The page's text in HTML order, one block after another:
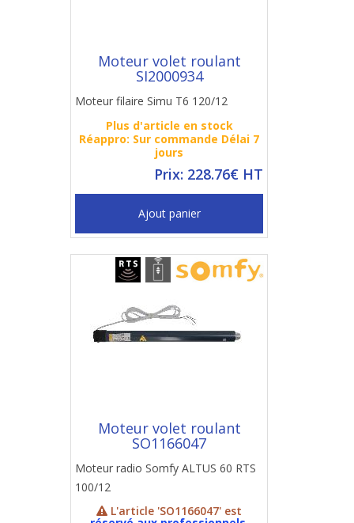
Moteur volet roulant
SI2000934
Moteur filaire Simu T6 120/12
Plus d'article en stock
Réappro: Sur commande Délai 7
jours
Prix: 228.76€ HT
Ajout panier
Moteur volet roulant
SO1166047
Moteur radio Somfy ALTUS 60 RTS
100/12
L'article 'SO1166047' est